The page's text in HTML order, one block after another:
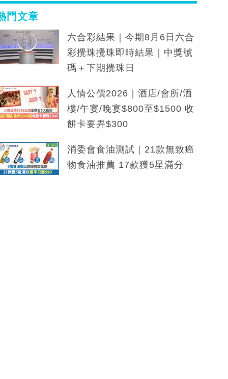
門文章
六合彩結果｜今期8月6日六合
彩攪珠攪珠即時結果｜中獎號
碼＋下期攪珠日
人情公價2026｜酒店/會所/酒
樓/午宴/晚宴$800至$1500 收
餅卡要畀$300
消委會食油測試｜21款無致癌
物食油推薦 17款獲5星滿分